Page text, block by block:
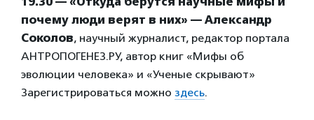
почему люди верят в них» — Александр
Соколов, научный журналист, редактор портала
АНТРОПОГЕНЕЗ.РУ, автор книг «Мифы об
эволюции человека» и «Ученые скрывают»
Зарегистрироваться можно здесь.